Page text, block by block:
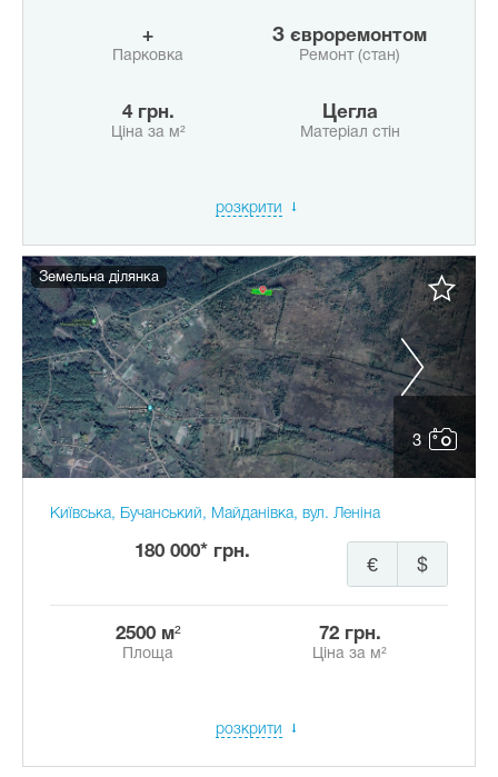
+
Парковка
з євроремонтом
Ремонт (стан)
4 грн.
Ціна за м²
Цегла
Матеріал стін
розкрити
3
Земельна ділянка
Київська, Бучанський, Майданівка, вул. Леніна
180 000* грн.
$
€
2500 м²
Площа
72 грн.
Ціна за м²
розкрити